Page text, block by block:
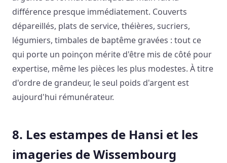
différence presque immédiatement. Couverts
dépareillés, plats de service, théières, sucriers,
légumiers, timbales de baptême gravées : tout ce
qui porte un poinçon mérite d'être mis de côté pour
expertise, même les pièces les plus modestes. À titre
d'ordre de grandeur, le seul poids d'argent est
aujourd'hui rémunérateur.
8. Les estampes de Hansi et les
imageries de Wissembourg